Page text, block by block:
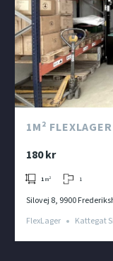
1M²
180 kr
1 m² 1
Silovej 8, 9900
FlexLager
Kattegat